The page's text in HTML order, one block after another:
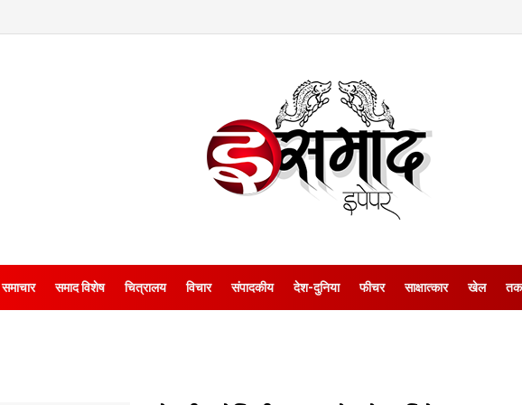
समाचार समाद विशेष चित्रालय विचार संपादकीय देश-दुनिया फीचर साक्षात्‍कार खेल